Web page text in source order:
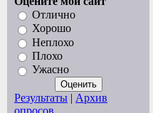
Отлично
Хорошо
Неплохо
Плохо
Ужасно
Результаты | Архив
опросов